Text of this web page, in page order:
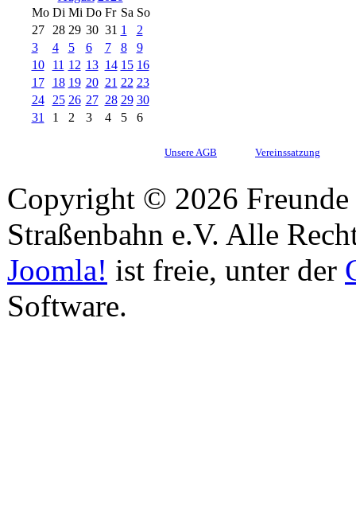
Mo Di Mi Do Fr Sa So
27
28 29 30 31 1
2
3
4 5 6 7 8
9
10
11 12 13 14 15 16
17
18 19 20 21 22 23
24
25 26 27 28 29 30
31
1 2 3 4 5 6
Unsere AGB Vereinssatzung
Copyright © 2026
Straßenbahn e.V. Alle
Joomla! ist freie, unter der
Software.